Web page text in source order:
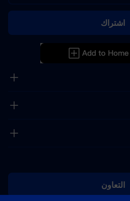
التعاون
اشتراك